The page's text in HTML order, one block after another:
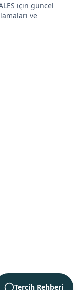
için güncel
ve
Tercih Rehberi